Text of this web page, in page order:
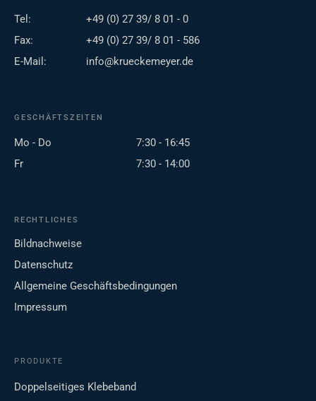
Tel:
+49 (0) 27 39/ 8 01 - 0
Fax:
+49 (0) 27 39/ 8 01 - 586
E-Mail:
info@krueckemeyer.de
GESCHÄFTSZEITEN
Mo - Do
7:30 - 16:45
Fr
7:30 - 14:00
RECHTLICHES
Bildnachweise
Datenschutz
Allgemeine Geschäftsbedingungen
Impressum
PRODUKTE
Doppelseitiges Klebeband